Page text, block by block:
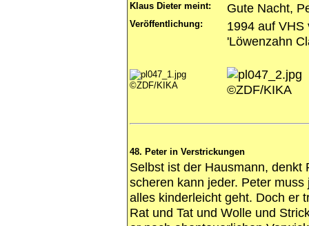
Klaus Dieter meint: Gute Nacht,
Veröffentlichung:
1994 auf VHS
'Löwenzahn
©ZDF/KIKA ©ZDF/KIKA
48. Peter in Verstrickungen
Selbst ist der Hausmann, denkt
scheren kann jeder. Peter
alles kinderleicht geht. Doch er
Rat und Tat und Wolle und